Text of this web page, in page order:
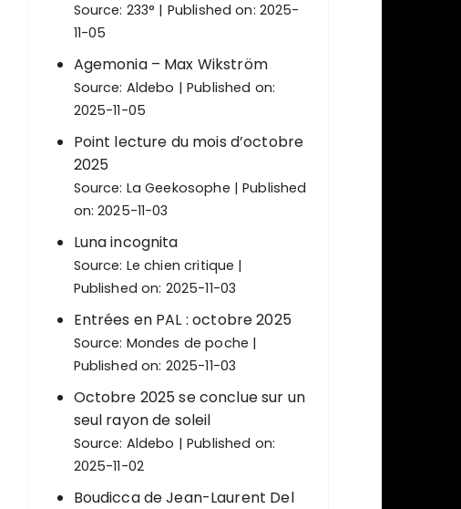
Source: 233°
Published on: 2025-
11-05
Agemonia – Max Wikström
Source: Aldebo
Published on:
2025-11-05
Point lecture du mois d’octobre
2025
Source: La Geekosophe
Published
on: 2025-11-03
Luna incognita
Source: Le chien critique
Published on: 2025-11-03
Entrées en PAL : octobre 2025
Source: Mondes de poche
Published on: 2025-11-03
Octobre 2025 se conclue sur un
seul rayon de soleil
Source: Aldebo
Published on:
2025-11-02
Boudicca de Jean-Laurent Del